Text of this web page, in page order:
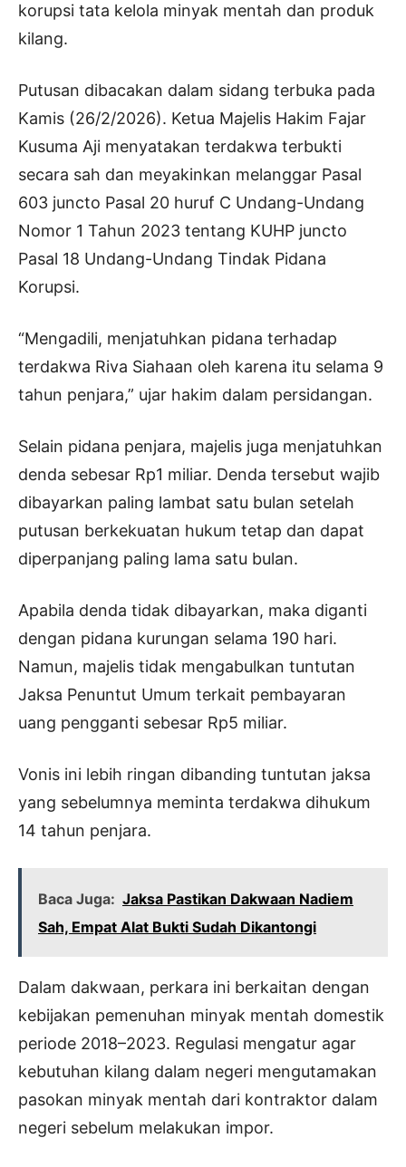
korupsi tata kelola minyak mentah dan produk
kilang.
Putusan dibacakan dalam sidang terbuka pada
Kamis (26/2/2026). Ketua Majelis Hakim Fajar
Kusuma Aji menyatakan terdakwa terbukti
secara sah dan meyakinkan melanggar Pasal
603 juncto Pasal 20 huruf C Undang-Undang
Nomor 1 Tahun 2023 tentang KUHP juncto
Pasal 18 Undang-Undang Tindak Pidana
Korupsi.
“Mengadili, menjatuhkan pidana terhadap
terdakwa Riva Siahaan oleh karena itu selama 9
tahun penjara,” ujar hakim dalam persidangan.
Selain pidana penjara, majelis juga menjatuhkan
denda sebesar Rp1 miliar. Denda tersebut wajib
dibayarkan paling lambat satu bulan setelah
putusan berkekuatan hukum tetap dan dapat
diperpanjang paling lama satu bulan.
Apabila denda tidak dibayarkan, maka diganti
dengan pidana kurungan selama 190 hari.
Namun, majelis tidak mengabulkan tuntutan
Jaksa Penuntut Umum terkait pembayaran
uang pengganti sebesar Rp5 miliar.
Vonis ini lebih ringan dibanding tuntutan jaksa
yang sebelumnya meminta terdakwa dihukum
14 tahun penjara.
Baca Juga: Jaksa Pastikan Dakwaan Nadiem
Sah, Empat Alat Bukti Sudah Dikantongi
Dalam dakwaan, perkara ini berkaitan dengan
kebijakan pemenuhan minyak mentah domestik
periode 2018–2023. Regulasi mengatur agar
kebutuhan kilang dalam negeri mengutamakan
pasokan minyak mentah dari kontraktor dalam
negeri sebelum melakukan impor.